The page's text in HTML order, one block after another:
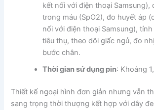
kết nối với điện thoại
trong máu (SpO2), đo huyết áp
nối với điện thoại Samsung),
tiêu thụ, theo dõi giấc ngủ, đo
bước chân.
Thời gian sử dụng pin: Khoảng
Thiết kế ngoại hình đơn giản nhưng vẫn
sang trọng thời thượng kết hợp với dây